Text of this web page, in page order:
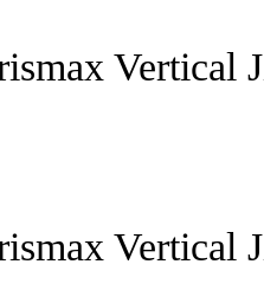
Vertical
Vertical